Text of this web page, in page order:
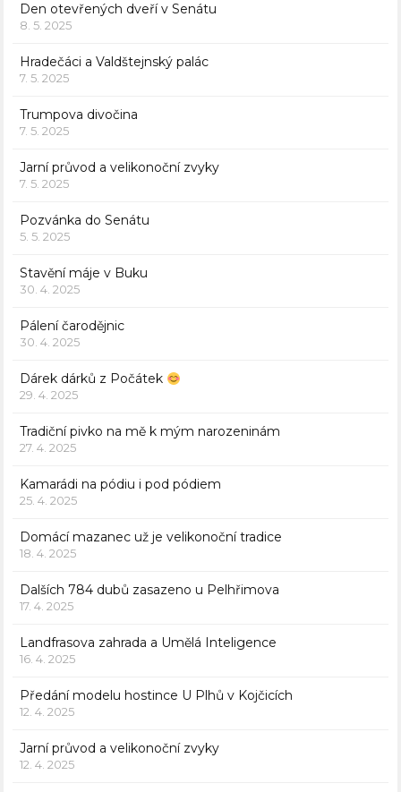
Den otevřených dveří v Senátu
8. 5. 2025
Hradečáci a Valdštejnský palác
7. 5. 2025
Trumpova divočina
7. 5. 2025
Jarní průvod a velikonoční zvyky
7. 5. 2025
Pozvánka do Senátu
5. 5. 2025
Stavění máje v Buku
30. 4. 2025
Pálení čarodějnic
30. 4. 2025
Dárek dárků z Počátek
29. 4. 2025
Tradiční pivko na mě k mým narozeninám
27. 4. 2025
Kamarádi na pódiu i pod pódiem
25. 4. 2025
Domácí mazanec už je velikonoční tradice
18. 4. 2025
Dalších 784 dubů zasazeno u Pelhřimova
17. 4. 2025
Landfrasova zahrada a Umělá Inteligence
16. 4. 2025
Předání modelu hostince U Plhů v Kojčicích
12. 4. 2025
Jarní průvod a velikonoční zvyky
12. 4. 2025